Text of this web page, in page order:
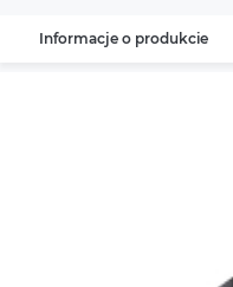
Informacje o produkcie